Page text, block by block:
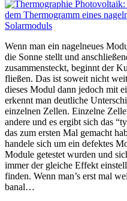
Wenn man ein nagelneues
die Sonne stellt und
zusammensteckt, beginnt der
fließen. Das ist soweit nicht
dieses Modul dann jedoch mit
erkennt man deutliche
einzelnen Zellen. Einzelne
andere und es ergibt sich das
das zum ersten Mal gemacht
handele sich um ein defektes
Module getestet wurden und
immer der gleiche Effekt
finden. Wenn man’s erst mal
banal…